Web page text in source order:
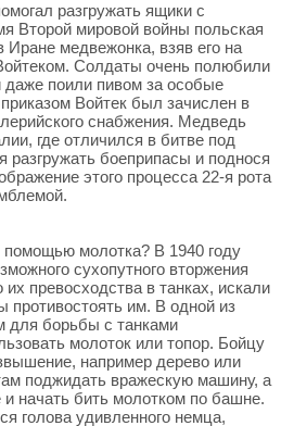
разгружать ящики с
Второй мировой войны польская
медвежонка, взяв его на
Солдаты очень полюбили
даже поили пивом за особые
Войтек был зачислен в
снабжения. Медведь
где отличился в битве под
разгружать боеприпасы и поднося
этого процесса 22-я рота
помощью молотка? В 1940 году
сухопутного вторжения
их превосходства в танках, искали
противостоять им. В одной из
для борьбы с танками
молоток или топор. Бойцу
например дерево или
поджидать вражескую машину, а
и начать бить молотком по башне.
голова удивленного немца,